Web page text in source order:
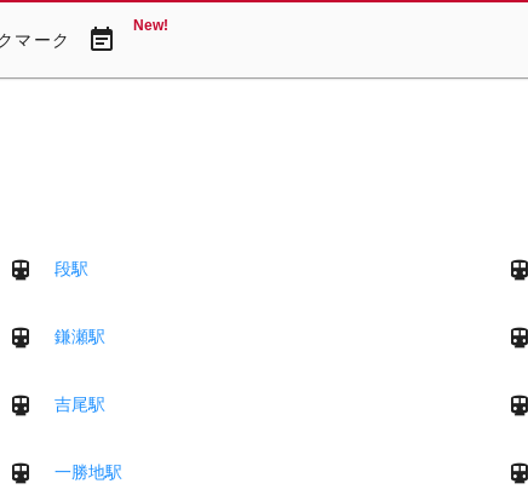
マーク event_note New!
段駅
鎌瀬駅
吉尾駅
一勝地駅